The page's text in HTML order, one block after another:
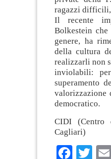
ragazzi difficili,
Il recente
Bolkestein
genere, ha
della cultura
realizzarli non
inviolabili:
superamento
valorizzazione
democratico.
CIDI (Centro
Cagliari)